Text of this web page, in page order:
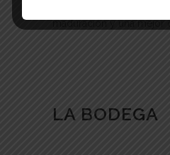
maduración y una mejor
LA BODEGA